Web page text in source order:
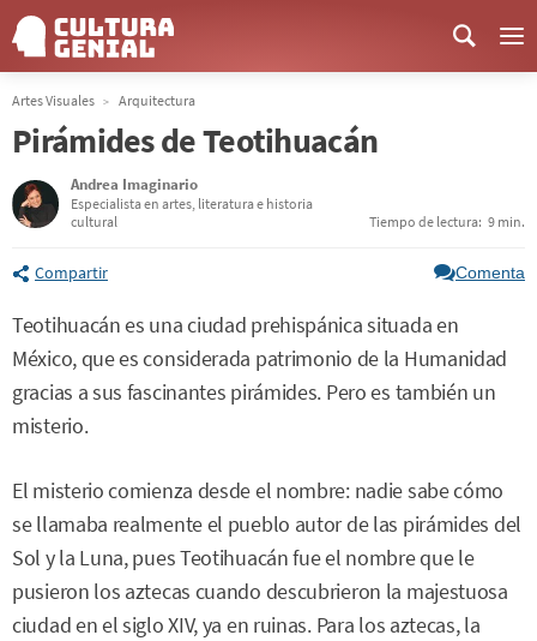
Artes Visuales Arquitectura
Pirámides de Teotihuacán
Andrea Imaginario
Especialista en artes, literatura e historia
cultural
Tiempo de lectura: 9 min.
Compartir Comenta
Teotihuacán es una ciudad prehispánica situada en
México, que es considerada patrimonio de la Humanidad
gracias a sus fascinantes pirámides. Pero es también un
misterio.
El misterio comienza desde el nombre: nadie sabe cómo
se llamaba realmente el pueblo autor de las pirámides del
Sol y la Luna, pues Teotihuacán fue el nombre que le
pusieron los aztecas cuando descubrieron la majestuosa
ciudad en el siglo XIV, ya en ruinas. Para los aztecas, la